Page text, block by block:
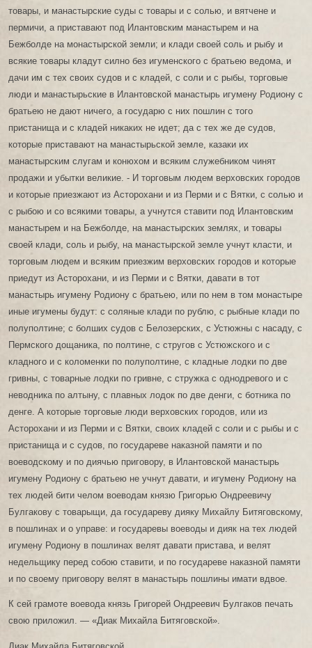
товары, и манастырские суды с товары и с солью, и вятчене и
пермичи, а приставают под Илантовским манастырем и на
Бежболде на монастырской земли; и клади своей соль и рыбу и
всякие товары кладут силно без игуменского с братьею ведома, и
дачи им с тех своих судов и с кладей, с соли и с рыбы, торговые
люди и манастырьские в Илантовской манастырь игумену Родиону с
братьею не дают ничего, а государю с них пошлин с того
пристанища и с кладей никаких не идет; да с тех же де судов,
которые приставают на манастырьской земле, казаки их
манастырским слугам и конюхом и всяким служебником чинят
продажи и убытки великие. - И торговым людем верховских городов
и которые приезжают из Асторохани и из Перми и с Вятки, с солью и
с рыбою и со всякими товары, а учнутся ставити под Илантовским
манастырем и на Бежболде, на манастырских землях, и товары
своей клади, соль и рыбу, на манастырской земле учнут класти, и
торговым людем и всяким приезжим верховских городов и которые
приедут из Асторохани, и из Перми и с Вятки, давати в тот
манастырь игумену Родиону с братьею, или по нем в том монастыре
иные игумены будут: с соляные клади по рублю, с рыбные клади по
полуполтине; с болших судов с Белозерских, с Устюжны с насаду, с
Пермского дощаника, по полтине, с стругов с Устюжского и с
кладного и с коломенки по полуполтине, с кладные лодки по две
гривны, с товарные лодки по гривне, с стружка с однодревого и с
неводника по алтыну, с плавных лодок по две денги, с ботника по
денге. А которые торговые люди верховских городов, или из
Асторохани и из Перми и с Вятки, своих кладей с соли и с рыбы и с
пристанища и с судов, по государеве наказной памяти и по
воеводскому и по диячью приговору, в Илантовской манастырь
игумену Родиону с братьею не учнут давати, и игумену Родиону на
тех людей бити челом воеводам князю Григорью Ондреевичу
Булгакову с товарыщи, да государеву дияку Михайлу Битяговскому,
в пошлинах и о управе: и государевы воеводы и дияк на тех людей
игумену Родиону в пошлинах велят давати пристава, и велят
недельщику перед собою ставити, и по государеве наказной памяти
и по своему приговору велят в манастырь пошлины имати вдвое.
К сей грамоте воевода князь Григорей Ондреевич Булгаков печать
свою приложил. — «Диак Михайла Битяговской».